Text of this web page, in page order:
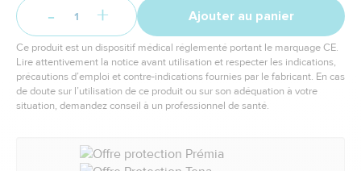
- + Ajouter au panier
Ce produit est un dispositif médical réglementé portant le marquage CE.
Lire attentivement la notice avant utilisation et respecter les indications,
précautions d’emploi et contre-indications fournies par le fabricant. En cas
de doute sur l’utilisation de ce produit ou sur son adéquation à votre
situation, demandez conseil à un professionnel de santé.